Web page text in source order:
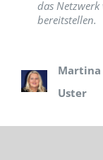
das
bereitstellen.
Martina
Uster